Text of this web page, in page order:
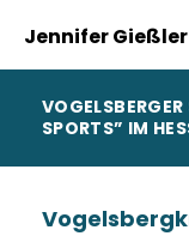
Jennifer Gießler
SPORTS” IM